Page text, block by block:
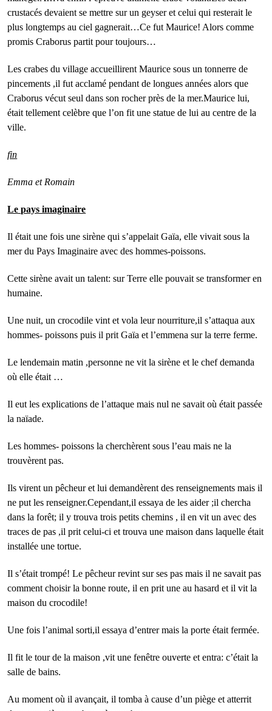
crustacés devaient se mettre sur un geyser et celui qui resterait le
plus longtemps au ciel gagnerait…Ce fut Maurice! Alors comme
promis Craborus partit pour toujours…
Les crabes du village accueillirent Maurice sous un tonnerre de
pincements ,il fut acclamé pendant de longues années alors que
Craborus vécut seul dans son rocher près de la mer.Maurice lui,
était tellement celèbre que l’on fit une statue de lui au centre de la
ville.
fin
Emma et Romain
Le pays imaginaire
Il était une fois une sirène qui s’appelait Gaïa, elle vivait sous la
mer du Pays Imaginaire avec des hommes-poissons.
Cette sirène avait un talent: sur Terre elle pouvait se transformer en
humaine.
Une nuit, un crocodile vint et vola leur nourriture,il s’attaqua aux
hommes- poissons puis il prit Gaïa et l’emmena sur la terre ferme.
Le lendemain matin ,personne ne vit la sirène et le chef demanda
où elle était …
Il eut les explications de l’attaque mais nul ne savait où était passée
la naïade.
Les hommes- poissons la cherchèrent sous l’eau mais ne la
trouvèrent pas.
Ils virent un pêcheur et lui demandèrent des renseignements mais il
ne put les renseigner.Cependant,il essaya de les aider ;il chercha
dans la forêt; il y trouva trois petits chemins , il en vit un avec des
traces de pas ,il prit celui-ci et trouva une maison dans laquelle était
installée une tortue.
Il s’était trompé! Le pêcheur revint sur ses pas mais il ne savait pas
comment choisir la bonne route, il en prit une au hasard et il vit la
maison du crocodile!
Une fois l’animal sorti,il essaya d’entrer mais la porte était fermée.
Il fit le tour de la maison ,vit une fenêtre ouverte et entra: c’était la
salle de bains.
Au moment où il avançait, il tomba à cause d’un piège et atterrit